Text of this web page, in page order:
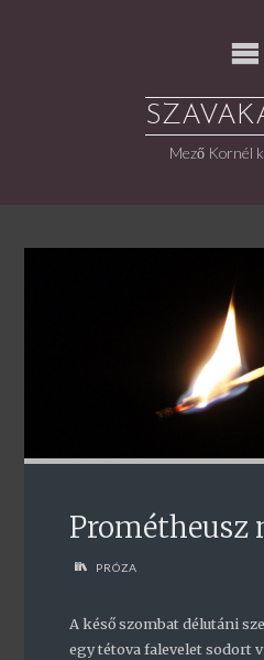
Mező Kornél
Prométheusz
PRÓZA
A késő szombat délutáni
egy tétova falevelet sodort